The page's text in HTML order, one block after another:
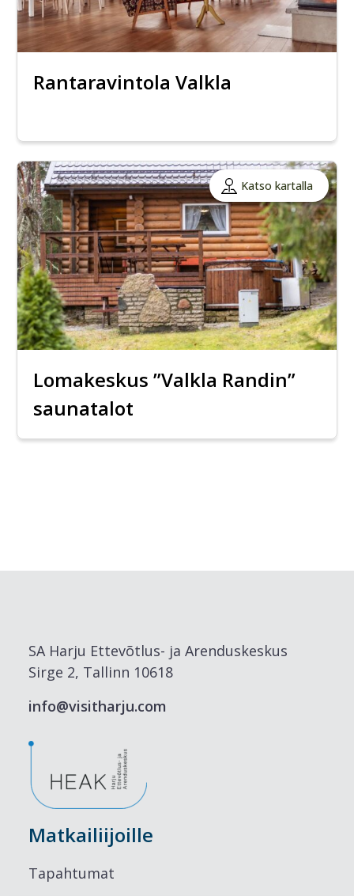
Rantaravintola Valkla
Katso kartalla
Lomakeskus ”Valkla Randin”
saunatalot
SA Harju Ettevõtlus- ja Arenduskeskus
Sirge 2, Tallinn 10618
info@visitharju.com
Matkailiijoille
Tapahtumat